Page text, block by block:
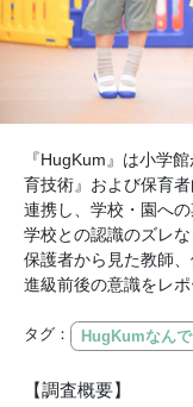
『HugKum』は小学
育技術』および保育
連携し、学校・園へ
学校との認識のズレ
保護者から見た教師
進級前後の意識をレポ
タグ： HugKumなん
【調査概要】